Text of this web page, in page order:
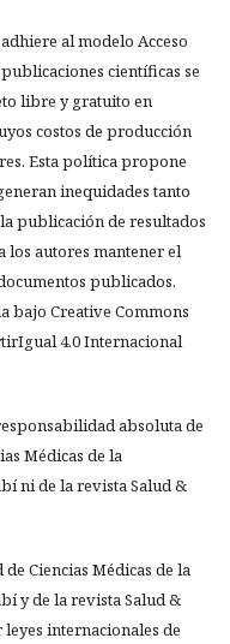
al modelo Acceso
científicas se
libre y gratuito en
costos de producción
Esta política propone
inequidades tanto
publicación de resultados
los autores mantener el
publicados.
bajo Creative Commons
4.0 Internacional
absoluta de
Médicas de la
ni de la revista Salud &
Ciencias Médicas de la
y de la revista Salud &
internacionales de